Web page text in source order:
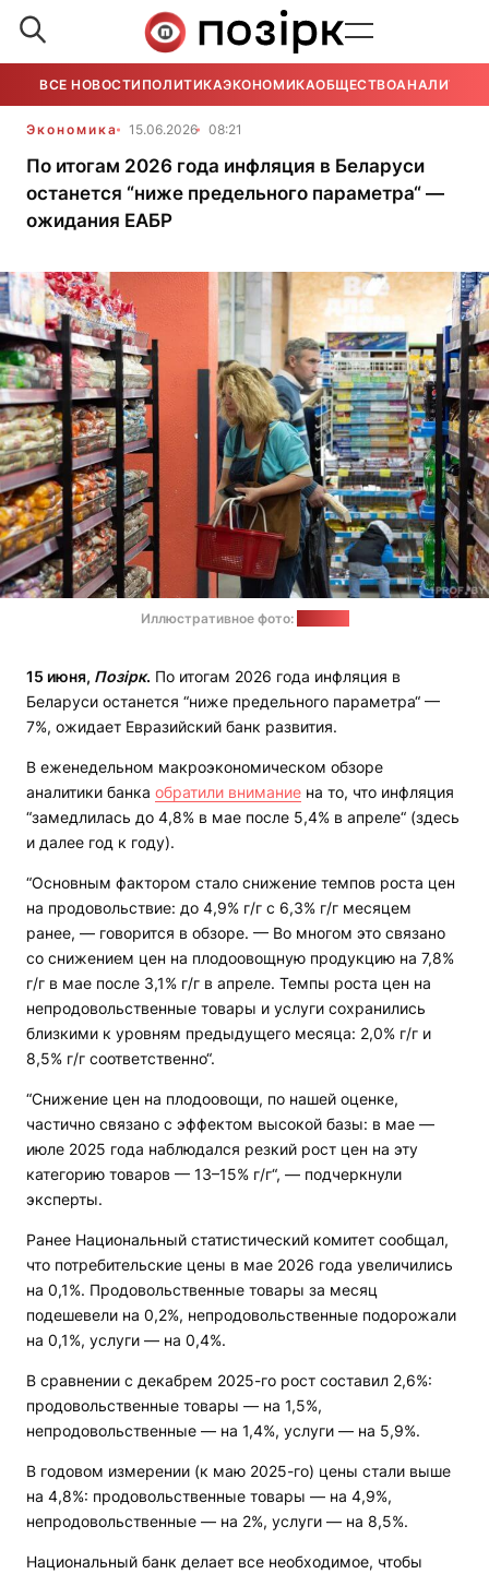
ВСЕ НОВОСТИ ПОЛИТИКАЭКОНОМИКАОБЩЕСТВОАНАЛИТИКА
Экономика 15.06.2026 08:21
По итогам 2026 года инфляция в Беларуси
останется “ниже предельного параметра“ —
ожидания ЕАБР
Иллюстративное фото:
15 июня, Позірк. По итогам 2026 года инфляция в
Беларуси останется “ниже предельного параметра“ —
7%, ожидает Евразийский банк развития.
В еженедельном макроэкономическом обзоре
аналитики банка обратили внимание на то, что инфляция
“замедлилась до 4,8% в мае после 5,4% в апреле“ (здесь
и далее год к году).
“Основным фактором стало снижение темпов роста цен
на продовольствие: до 4,9% г/г с 6,3% г/г месяцем
ранее, — говорится в обзоре. — Во многом это связано
со снижением цен на плодоовощную продукцию на 7,8%
г/г в мае после 3,1% г/г в апреле. Темпы роста цен на
непродовольственные товары и услуги сохранились
близкими к уровням предыдущего месяца: 2,0% г/г и
8,5% г/г соответственно“.
“Снижение цен на плодоовощи, по нашей оценке,
частично связано с эффектом высокой базы: в мае —
июле 2025 года наблюдался резкий рост цен на эту
категорию товаров — 13–15% г/г“, — подчеркнули
эксперты.
Ранее Национальный статистический комитет сообщал,
что потребительские цены в мае 2026 года увеличились
на 0,1%. Продовольственные товары за месяц
подешевели на 0,2%, непродовольственные подорожали
на 0,1%, услуги — на 0,4%.
В сравнении с декабрем 2025-го рост составил 2,6%:
продовольственные товары — на 1,5%,
непродовольственные — на 1,4%, услуги — на 5,9%.
В годовом измерении (к маю 2025-го) цены стали выше
на 4,8%: продовольственные товары — на 4,9%,
непродовольственные — на 2%, услуги — на 8,5%.
Национальный банк делает все необходимое, чтобы